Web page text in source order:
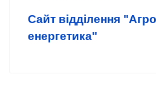
Сайт відділення
енергетика"